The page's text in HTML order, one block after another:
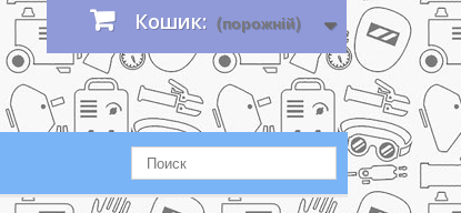
Кошик: (порожній)